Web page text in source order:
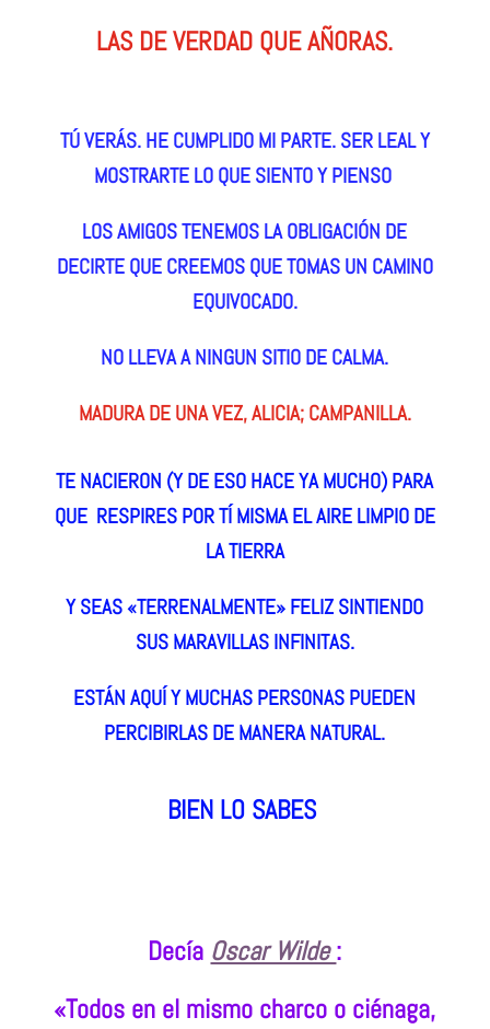
LAS DE VERDAD QUE AÑORAS.
TÚ VERÁS. HE CUMPLIDO MI PARTE. SER LEAL Y
MOSTRARTE LO QUE SIENTO Y PIENSO
LOS AMIGOS TENEMOS LA OBLIGACIÓN DE
DECIRTE QUE CREEMOS QUE TOMAS UN CAMINO
EQUIVOCADO.
NO LLEVA A NINGUN SITIO DE CALMA.
MADURA DE UNA VEZ, ALICIA; CAMPANILLA.
TE NACIERON (Y DE ESO HACE YA MUCHO) PARA
QUE RESPIRES POR TÍ MISMA EL AIRE LIMPIO DE
LA TIERRA
Y SEAS «TERRENALMENTE» FELIZ SINTIENDO
SUS MARAVILLAS INFINITAS.
ESTÁN AQUÍ Y MUCHAS PERSONAS PUEDEN
PERCIBIRLAS DE MANERA NATURAL.
BIEN LO SABES
Decía Oscar Wilde:
«Todos en el mismo charco o ciénaga,